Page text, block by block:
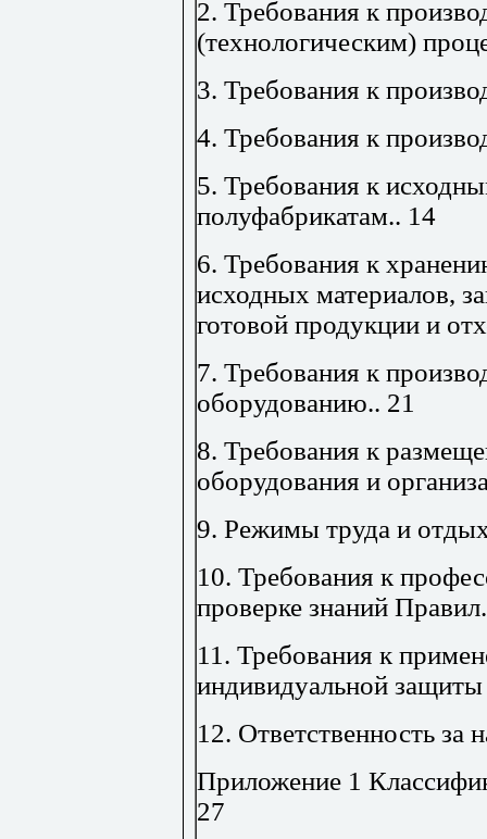
2. Требования к
(технологическим)
3. Требования к
4. Требования к
5. Требования к
полуфабрикатам.. 14
6. Требования к
исходных материалов,
готовой продукции и
7. Требования к
оборудованию.. 21
8. Требования к
оборудования и
9. Режимы труда и
10. Требования к
проверке знаний Правил
11. Требования к
индивидуальной защиты
12. Ответственность за
Приложение 1
27